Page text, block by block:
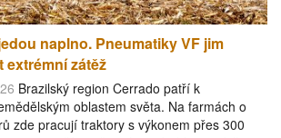
naplno. Pneumatiky VF jim
extrémní zátěž
Brazilský region Cerrado patří k
oblastem světa. Na farmách o
zde pracují traktory s výkonem přes 300